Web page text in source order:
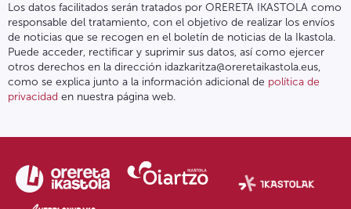
Los datos facilitados serán tratados por ORERETA IKASTOLA como
responsable del tratamiento, con el objetivo de realizar los envíos
de noticias que se recogen en el boletín de noticias de la Ikastola.
Puede acceder, rectificar y suprimir sus datos, así como ejercer
otros derechos en la dirección idazkaritza@oreretaikastola.eus,
como se explica junto a la información adicional de política de
privacidad en nuestra página web.